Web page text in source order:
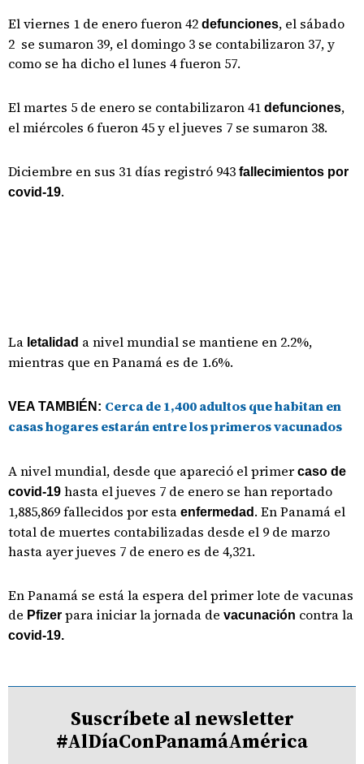
El viernes 1 de enero fueron 42 defunciones, el sábado
2 se sumaron 39, el domingo 3 se contabilizaron 37, y
como se ha dicho el lunes 4 fueron 57.
El martes 5 de enero se contabilizaron 41 defunciones,
el miércoles 6 fueron 45 y el jueves 7 se sumaron 38.
Diciembre en sus 31 días registró 943 fallecimientos por
covid-19.
La letalidad a nivel mundial se mantiene en 2.2%,
mientras que en Panamá es de 1.6%.
VEA TAMBIÉN: Cerca de 1,400 adultos que habitan en
casas hogares estarán entre los primeros vacunados
A nivel mundial, desde que apareció el primer caso de
covid-19 hasta el jueves 7 de enero se han reportado
1,885,869 fallecidos por esta enfermedad . En Panamá el
total de muertes contabilizadas desde el 9 de marzo
hasta ayer jueves 7 de enero es de 4,321.
En Panamá se está la espera del primer lote de vacunas
de Pfizer para iniciar la jornada de vacunación contra la
covid-19.
Suscríbete al newsletter
#AlDíaConPanamáAmérica